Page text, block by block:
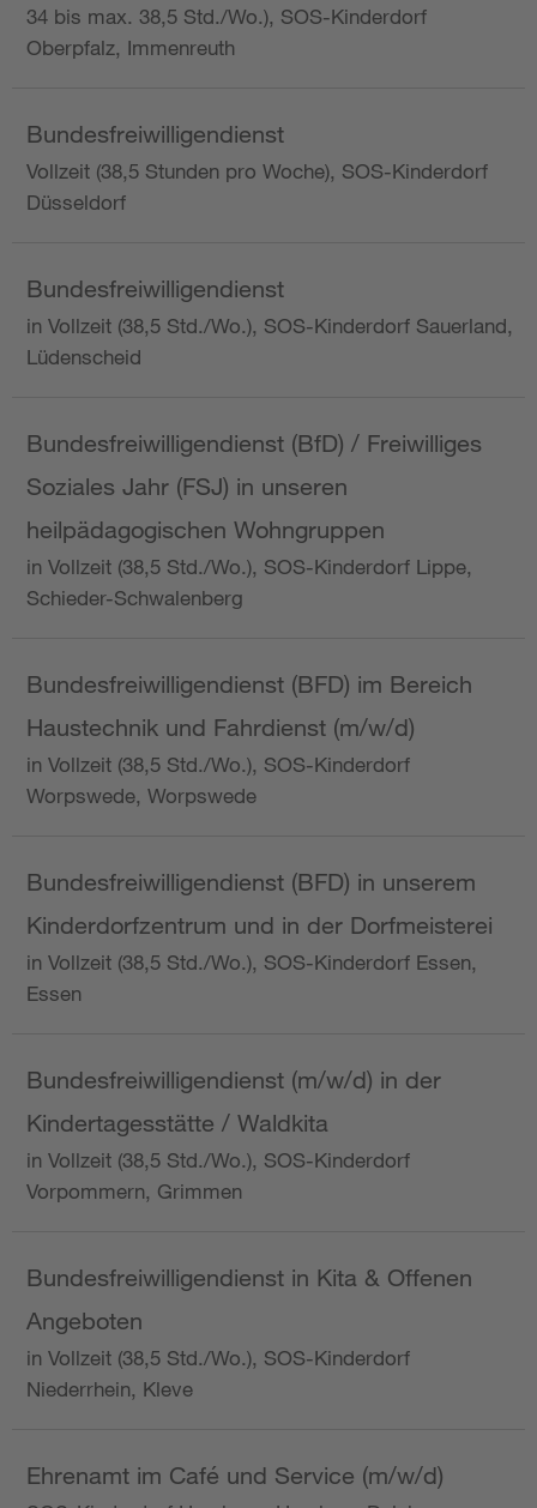
34 bis max. 38,5 Std./Wo.), SOS-Kinderdorf
Oberpfalz, Immenreuth
Bundesfreiwilligendienst
Vollzeit (38,5 Stunden pro Woche), SOS-Kinderdorf
Düsseldorf
Bundesfreiwilligendienst
in Vollzeit (38,5 Std./Wo.), SOS-Kinderdorf Sauerland,
Lüdenscheid
Bundesfreiwilligendienst (BfD) / Freiwilliges
Soziales Jahr (FSJ) in unseren
heilpädagogischen Wohngruppen
in Vollzeit (38,5 Std./Wo.), SOS-Kinderdorf Lippe,
Schieder-Schwalenberg
Bundesfreiwilligendienst (BFD) im Bereich
Haustechnik und Fahrdienst (m/w/d)
in Vollzeit (38,5 Std./Wo.), SOS-Kinderdorf
Worpswede, Worpswede
Bundesfreiwilligendienst (BFD) in unserem
Kinderdorfzentrum und in der Dorfmeisterei
in Vollzeit (38,5 Std./Wo.), SOS-Kinderdorf Essen,
Essen
Bundesfreiwilligendienst (m/w/d) in der
Kindertagesstätte / Waldkita
in Vollzeit (38,5 Std./Wo.), SOS-Kinderdorf
Vorpommern, Grimmen
Bundesfreiwilligendienst in Kita & Offenen
Angeboten
in Vollzeit (38,5 Std./Wo.), SOS-Kinderdorf
Niederrhein, Kleve
Ehrenamt im Café und Service (m/w/d)